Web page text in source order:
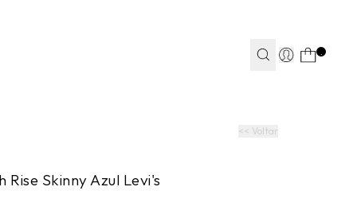
<< Voltar
Rise Skinny Azul Levi's